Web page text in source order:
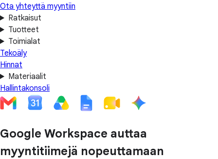
Ota yhteyttä myyntiin
Ratkaisut
Tuotteet
Toimialat
Tekoäly
Hinnat
Materiaalit
Hallintakonsoli
Google Workspace auttaa
myyntitiimejä nopeuttamaan